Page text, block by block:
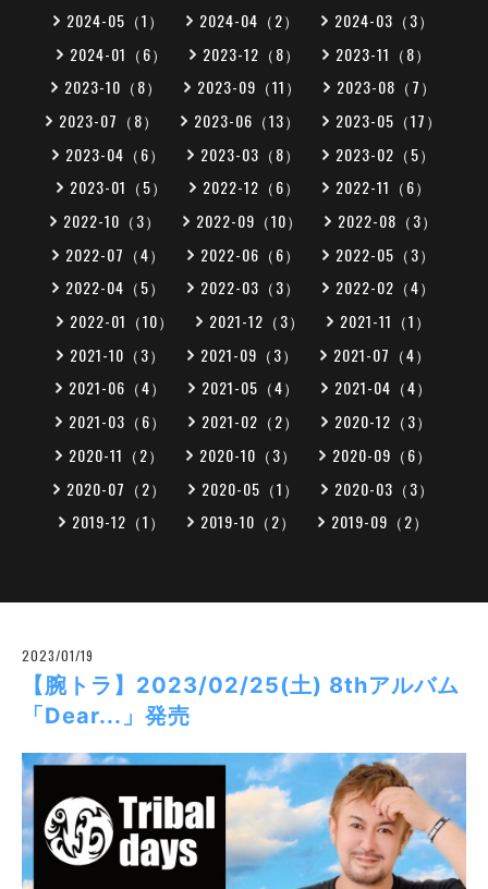
2024-05（1）
2024-04（2）
2024-03（3）
2024-01（6）
2023-12（8）
2023-11（8）
2023-10（8）
2023-09（11）
2023-08（7）
2023-07（8）
2023-06（13）
2023-05（17）
2023-04（6）
2023-03（8）
2023-02（5）
2023-01（5）
2022-12（6）
2022-11（6）
2022-10（3）
2022-09（10）
2022-08（3）
2022-07（4）
2022-06（6）
2022-05（3）
2022-04（5）
2022-03（3）
2022-02（4）
2022-01（10）
2021-12（3）
2021-11（1）
2021-10（3）
2021-09（3）
2021-07（4）
2021-06（4）
2021-05（4）
2021-04（4）
2021-03（6）
2021-02（2）
2020-12（3）
2020-11（2）
2020-10（3）
2020-09（6）
2020-07（2）
2020-05（1）
2020-03（3）
2019-12（1）
2019-10（2） 2019-09（2）
2023/01/19
【腕トラ】2023/02/25(土) 8thアルバム
「Dear...」発売